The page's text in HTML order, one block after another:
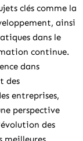
clés comme la
ainsi
dans le
continue.
dans
des
entreprises,
perspective
des